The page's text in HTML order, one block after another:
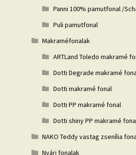
Panni 100% pamutfonal /
Puli pamutfonal
Makraméfonalak
ARTLand Toledo makramé
Dotti Degrade makramé
Dotti makramé fonal
Dotti PP makramé fonal
Dotti shiny PP makramé
NAKO Teddy vastag zsenília
Nyári fonalak